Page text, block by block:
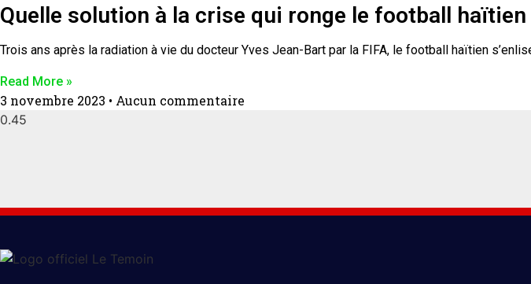
Quelle solution à la crise qui ronge le football
Trois ans après la radiation à vie du docteur Yves Jean-Bart par la FIFA, le football haïtien
Read More »
3 novembre 2023 Aucun commentaire